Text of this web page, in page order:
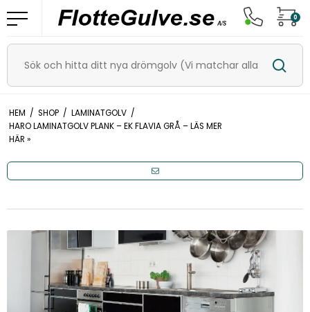
0
HEM / SHOP / LAMINATGOLV /
HARO LAMINATGOLV PLANK – EK FLAVIA GRÅ – LÄS MER
HÄR »